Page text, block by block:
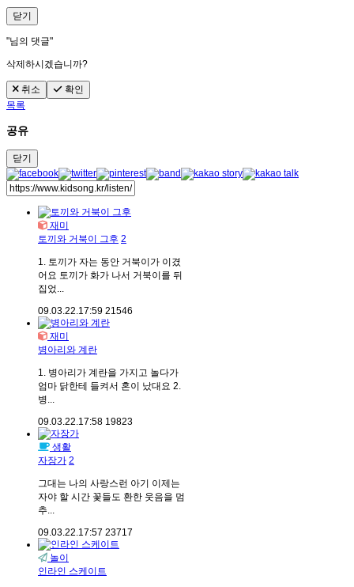
닫기
"님의 댓글"
삭제하시겠습니까?
취소
확인
목록
공유
닫기
재미
토끼와 거북이 그후 2
1. 토끼가 자는 동안 거북이가 이겼
어요 토끼가 화가 나서 거북이를 뒤
집었...
09.03.22.17:59 21546
재미
병아리와 계란
1. 병아리가 계란을 가지고 놀다가
엄마 닭한테 들켜서 혼이 났대요 2.
병...
09.03.22.17:58 19823
생활
자장가 2
그대는 나의 사랑스런 아기 이제는
자야 할 시간 꽃들도 환한 웃음을 멈
추...
09.03.22.17:57 23717
놀이
인라인 스케이트